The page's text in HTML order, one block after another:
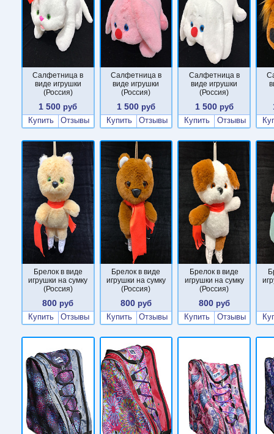
Салфетница в
виде игрушки
(Россия)
1 500 руб
Купить
Отзывы
Салфетница в
виде игрушки
(Россия)
1 500 руб
Купить
Отзывы
Салфетница в
виде игрушки
(Россия)
1 500руб
Купить
Отзывы
Брелок в виде
игрушки на сумку
(Россия)
800 руб
Купить
Отзывы
Брелок в виде
игрушки на сумку
(Россия)
800 руб
Купить
Отзывы
Брелок в виде
игрушки на сумку
(Россия)
800руб
Купить
Отзывы